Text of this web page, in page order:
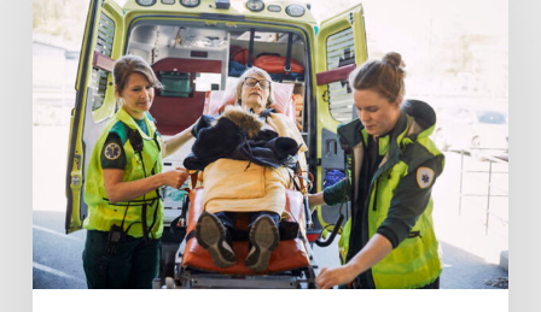
skal
hjælpe
ambulancefolk
med
undgå
unødige
indlæggelser